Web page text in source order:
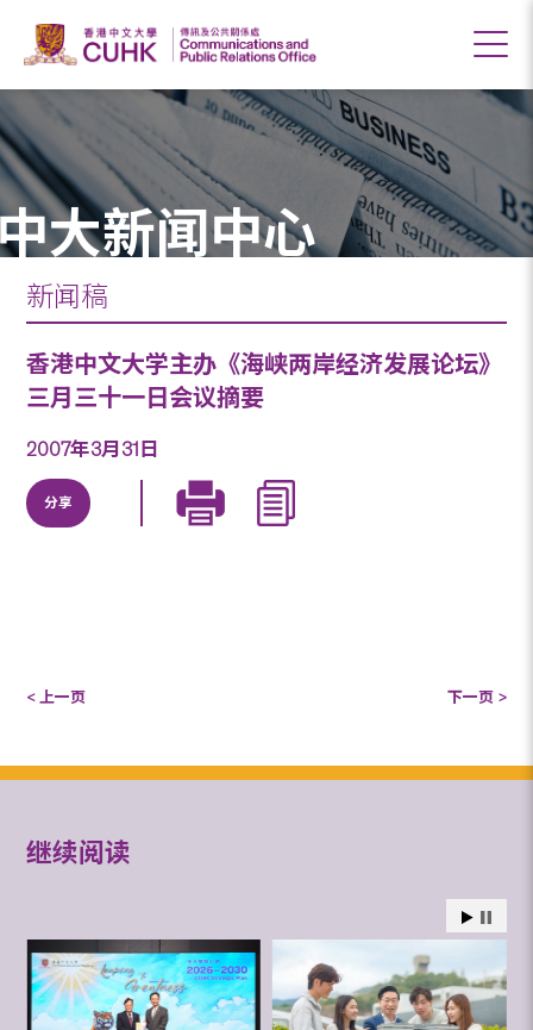
大新闻中心
新闻稿
香港中文大学主办《海峡两岸经济发展论坛》
三月三十一日会议摘要
2007年3月31日
分享
< 上一页 下一页 >
继续阅读